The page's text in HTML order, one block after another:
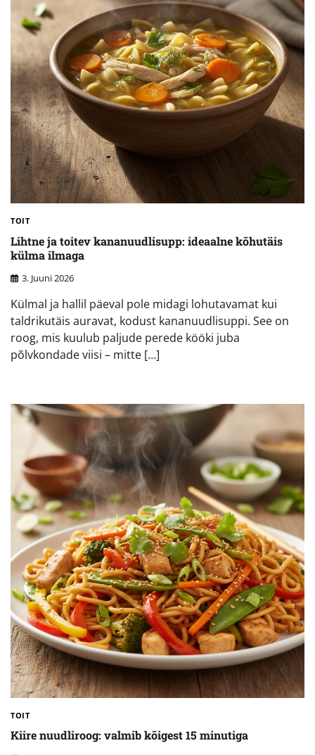
TOIT
Lihtne ja toitev kananuudlisupp: ideaalne kõhutäis
külma ilmaga
3. Juuni 2026
Külmal ja hallil päeval pole midagi lohutavamat kui
taldrikutäis auravat, kodust kananuudlisuppi. See on
roog, mis kuulub paljude perede kööki juba
põlvkondade viisi – mitte […]
TOIT
Kiire nuudliroog: valmib kõigest 15 minutiga